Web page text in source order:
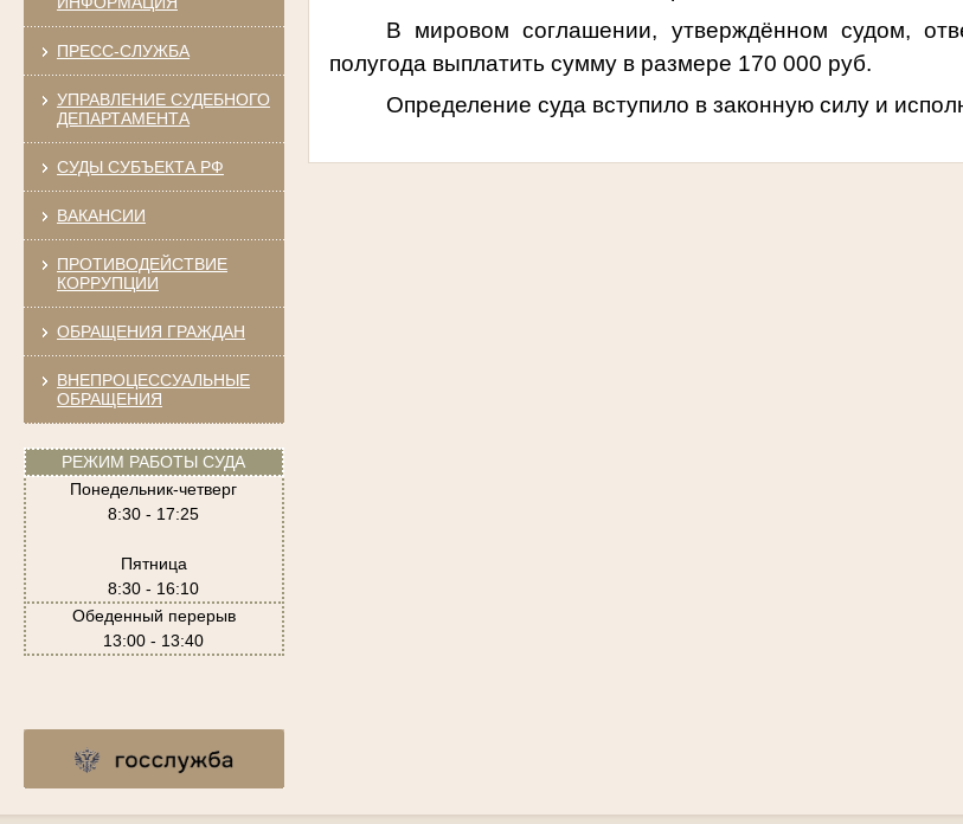
ПРЕСС-СЛУЖБА
УПРАВЛЕНИЕ СУДЕБНОГО
ДЕПАРТАМЕНТА
СУДЫ СУБЪЕКТА РФ
ВАКАНСИИ
ПРОТИВОДЕЙСТВИЕ
КОРРУПЦИИ
ОБРАЩЕНИЯ ГРАЖДАН
ВНЕПРОЦЕССУАЛЬНЫЕ
ОБРАЩЕНИЯ
РЕЖИМ РАБОТЫ СУДА
Понедельник-четверг
8:30 - 17:25
Пятница
8:30 - 16:10
Обеденный перерыв
13:00 - 13:40
В мировом соглашении, утверждённом судом,
полугода выплатить сумму в размере 170 000 руб.
Определение суда вступило в законную силу и